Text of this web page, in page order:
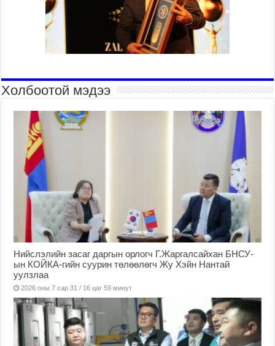
Холбоотой мэдээ
Нийслэлийн засаг даргын орлогч Г.Жаргалсайхан БНСУ-
ын КОЙКА-гийн суурин төлөөлөгч Жу Хэйн Нантай
уулзлаа
2026 оны 7 сар 31 / 16 цаг 59 минут